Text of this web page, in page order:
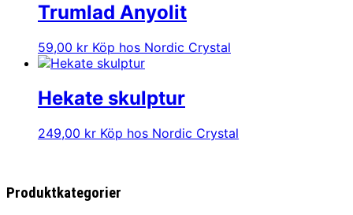
Trumlad Anyolit
59,00 kr Köp hos Nordic Crystal
Hekate skulptur
249,00 kr Köp hos Nordic Crystal
Produktkategorier